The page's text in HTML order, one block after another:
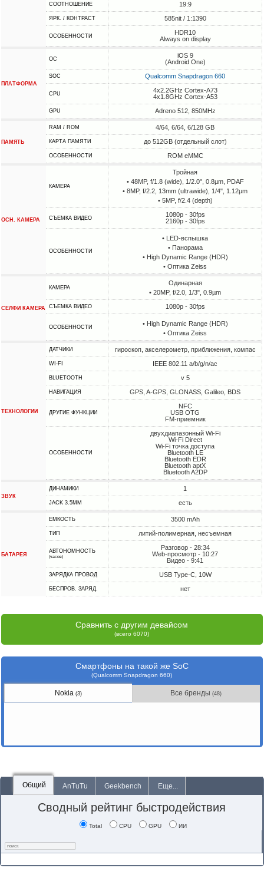
СООТНОШЕНИЕ 19:9
ЯРК. / КОНТРАСТ 585nit / 1:1390
ОСОБЕННОСТИ
HDR10
Always on display
ПЛАТФОРМА
ОС
iOS 9
(Android One)
SOC Qualcomm Snapdragon 660
CPU
4x2.2GHz Cortex-A73
4x1.8GHz Cortex-A53
GPU Adreno 512, 850MHz
ПАМЯТЬ
RAM / ROM 4/64, 6/64, 6/128 GB
КАРТА ПАМЯТИ до 512GB (отдельный слот)
ОСОБЕННОСТИ ROM eMMC
ОСН. КАМЕРА
КАМЕРА
Тройная
• 48MP, f/1.8 (wide), 1/2.0", 0.8µm, PDAF
• 8MP, f/2.2, 13mm (ultrawide), 1/4", 1.12µm
• 5MP, f/2.4 (depth)
СЪЕМКА ВИДЕО
1080p - 30fps
2160p - 30fps
ОСОБЕННОСТИ
• LED-вспышка
• Панорама
• High Dynamic Range (HDR)
• Оптика Zeiss
СЕЛФИ КАМЕРА
КАМЕРА
Одинарная
• 20MP, f/2.0, 1/3", 0.9µm
СЪЕМКА ВИДЕО 1080p - 30fps
ОСОБЕННОСТИ
• High Dynamic Range (HDR)
• Оптика Zeiss
ТЕХНОЛОГИИ
ДАТЧИКИ гироскоп, акселерометр, приближения, компас
WI-FI IEEE 802.11 a/b/g/n/ac
BLUETOOTH v 5
НАВИГАЦИЯ GPS, A-GPS, GLONASS, Galileo, BDS
ДРУГИЕ ФУНКЦИИ
NFC
USB OTG
FM-приемник
ОСОБЕННОСТИ
двухдиапазонный Wi-Fi
Wi-Fi Direct
Wi-Fi точка доступа
Bluetooth LE
Bluetooth EDR
Bluetooth aptX
Bluetooth A2DP
ЗВУК
ДИНАМИКИ 1
JACK 3.5MM есть
БАТАРЕЯ
ЕМКОСТЬ 3500 mAh
ТИП литий-полимерная, несъемная
АВТОНОМНОСТЬ
(часов)
Разговор - 28:34
Web-просмотр - 10:27
Видео - 9:41
ЗАРЯДКА ПРОВОД USB Type-C, 10W
БЕСПРОВ. ЗАРЯД. нет
Сравнить с другим девайсом
(всего 6070)
Смартфоны на такой же SoC
(Qualcomm Snapdragon 660)
Nokia (3) Все бренды(48)
Общий AnTuTu Geekbench Еще...
Сводный рейтинг быстродействия
Total CPU GPU ИИ